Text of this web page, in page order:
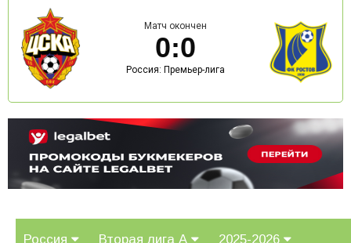
Матч окончен
0:0
Россия: Премьер-лига
Россия Вторая лига А 2025-2026